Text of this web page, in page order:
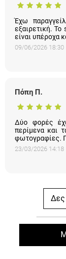
Έχω
εξαιρετική.
είναι υπέροχα
09/06/2026 18:30
Πόπη Π.
Δύο φορές
περίμενα και
φωτογραφίες.
23/03/2026 14:18
Δες